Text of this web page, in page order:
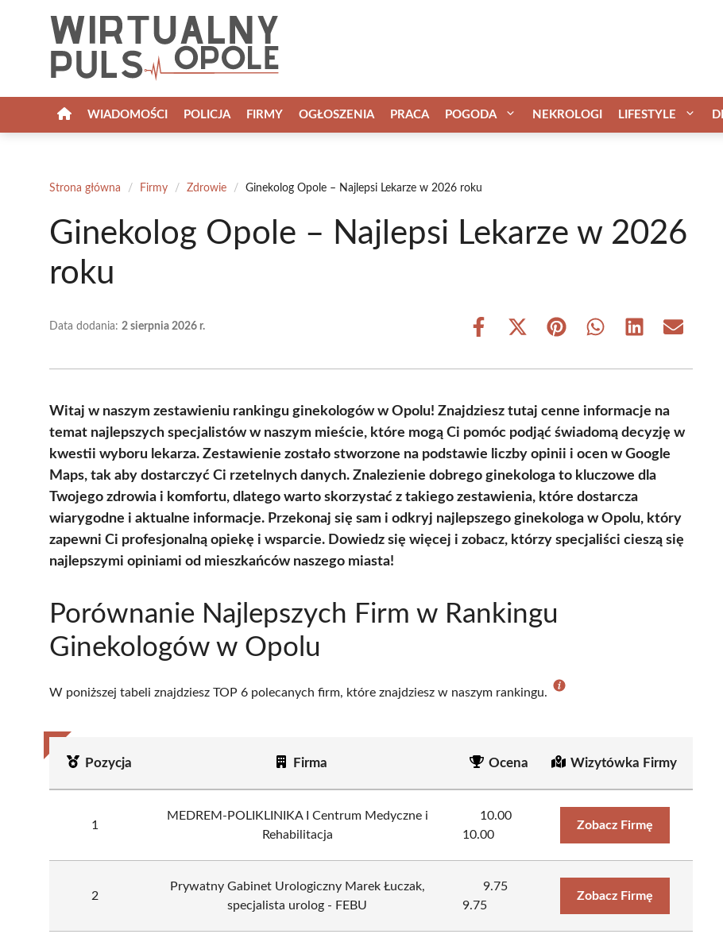
WIADOMOŚCI POLICJA FIRMY OGŁOSZENIA PRACA POGODA NEKROLOGI LIFESTYLE
Strona główna / Firmy / Zdrowie / Ginekolog Opole – Najlepsi Lekarze w 2026 roku
Ginekolog Opole – Najlepsi Lekarze w 2026
roku
Data dodania: 2 sierpnia 2026 r.
Share
Share
(Twitter)
Share Share Share Share
Witaj w naszym zestawieniu rankingu ginekologów w Opolu! Znajdziesz tutaj cenne informacje na
temat najlepszych specjalistów w naszym mieście, które mogą Ci pomóc podjąć świadomą decyzję w
kwestii wyboru lekarza. Zestawienie zostało stworzone na podstawie liczby opinii i ocen w Google
Maps, tak aby dostarczyć Ci rzetelnych danych. Znalezienie dobrego ginekologa to kluczowe dla
Twojego zdrowia i komfortu, dlatego warto skorzystać z takiego zestawienia, które dostarcza
wiarygodne i aktualne informacje. Przekonaj się sam i odkryj najlepszego ginekologa w Opolu, który
zapewni Ci profesjonalną opiekę i wsparcie. Dowiedz się więcej i zobacz, którzy specjaliści cieszą się
najlepszymi opiniami od mieszkańców naszego miasta!
Porównanie Najlepszych Firm w Rankingu
Ginekologów w Opolu
W poniższej tabeli znajdziesz TOP 6 polecanych firm, które znajdziesz w naszym rankingu.
Pozycja Firma Ocena Wizytówka Firmy
1
MEDREM-POLIKLINIKA I Centrum Medyczne i
Rehabilitacja
10.00
10.00
Zobacz Firmę
2
Prywatny Gabinet Urologiczny Marek Łuczak,
specjalista urolog - FEBU
9.75
9.75
Zobacz Firmę